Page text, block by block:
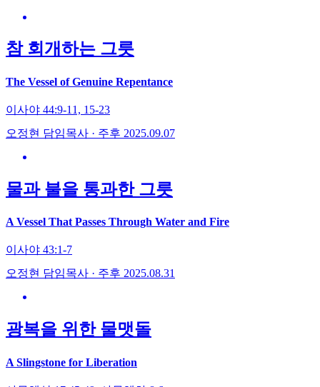
참 회개하는 그릇
The Vessel of Genuine Repentance
이사야 44:9-11, 15-23
오정현 담임목사 · 주후 2025.09.07
물과 불을 통과한 그릇
A Vessel That Passes Through Water and Fire
이사야 43:1-7
오정현 담임목사 · 주후 2025.08.31
광복을 위한 물맷돌
A Slingstone for Liberation